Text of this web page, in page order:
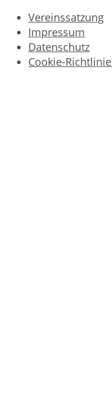
Vereinssatzung
Impressum
Datenschutz
Cookie-Richtlinie